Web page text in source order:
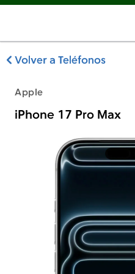
Volver a Teléfonos
Apple
iPhone 17 Pro Max